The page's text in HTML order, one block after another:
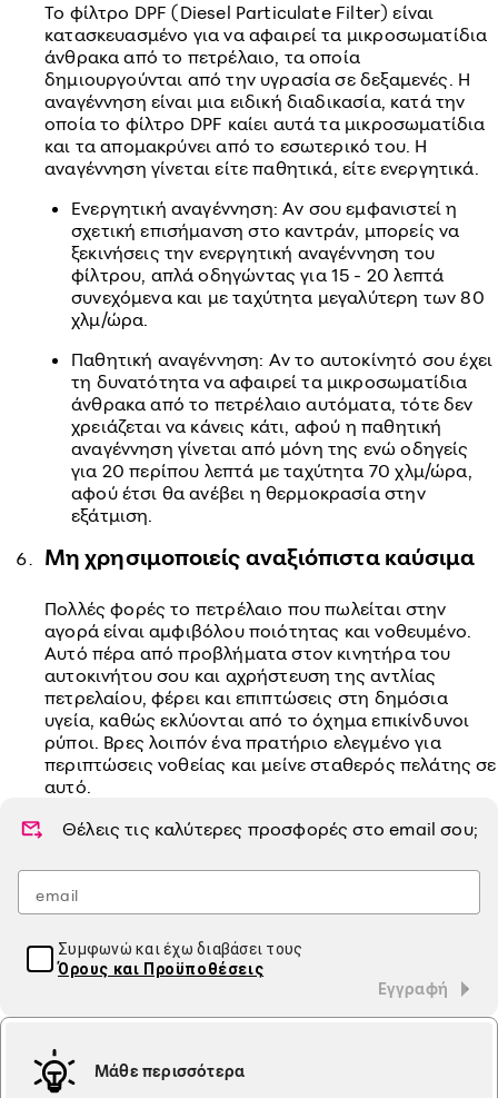
Το φίλτρο DPF (Diesel Particulate Filter) είναι
κατασκευασμένο για να αφαιρεί τα μικροσωματίδια
άνθρακα από το πετρέλαιο, τα οποία
δημιουργούνται από την υγρασία σε δεξαμενές. Η
αναγέννηση είναι μια ειδική διαδικασία, κατά την
οποία το φίλτρο DPF καίει αυτά τα μικροσωματίδια
και τα απομακρύνει από το εσωτερικό του. Η
αναγέννηση γίνεται είτε παθητικά, είτε ενεργητικά.
Ενεργητική αναγέννηση: Αν σου εμφανιστεί η
σχετική επισήμανση στο καντράν, μπορείς να
ξεκινήσεις την ενεργητική αναγέννηση του
φίλτρου, απλά οδηγώντας για 15 - 20 λεπτά
συνεχόμενα και με ταχύτητα μεγαλύτερη των 80
χλμ/ώρα.
Παθητική αναγέννηση: Αν το αυτοκίνητό σου έχει
τη δυνατότητα να αφαιρεί τα μικροσωματίδια
άνθρακα από το πετρέλαιο αυτόματα, τότε δεν
χρειάζεται να κάνεις κάτι, αφού η παθητική
αναγέννηση γίνεται από μόνη της ενώ οδηγείς
για 20 περίπου λεπτά με ταχύτητα 70 χλμ/ώρα,
αφού έτσι θα ανέβει η θερμοκρασία στην
εξάτμιση.
Μη χρησιμοποιείς αναξιόπιστα καύσιμα
Πολλές φορές το πετρέλαιο που πωλείται στην
αγορά είναι αμφιβόλου ποιότητας και νοθευμένο.
Αυτό πέρα από προβλήματα στον κινητήρα του
αυτοκινήτου σου και αχρήστευση της αντλίας
πετρελαίου, φέρει και επιπτώσεις στη δημόσια
υγεία, καθώς εκλύονται από το όχημα επικίνδυνοι
ρύποι. Βρες λοιπόν ένα πρατήριο ελεγμένο για
περιπτώσεις νοθείας και μείνε σταθερός πελάτης σε
αυτό.
Θέλεις τις καλύτερες προσφορές στοemail σου;
Συμφωνώ και έχω διαβάσει τους
Όρους και Προϋποθέσεις
Εγγραφή
Μάθε περισσότερα